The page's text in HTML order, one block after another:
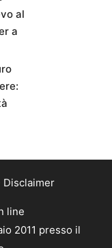
al
a
Disclaimer
line
2011 presso il